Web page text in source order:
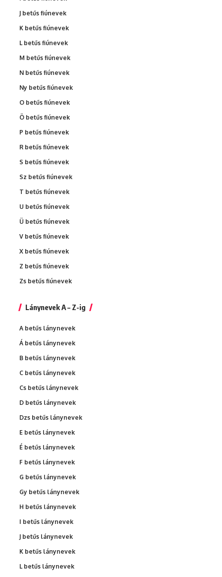
J betűs fiúnevek
K betűs fiúnevek
L betűs fiúnevek
M betűs fiúnevek
N betűs fiúnevek
Ny betűs fiúnevek
O betűs fiúnevek
Ö betűs fiúnevek
P betűs fiúnevek
R betűs fiúnevek
S betűs fiúnevek
Sz betűs fiúnevek
T betűs fiúnevek
U betűs fiúnevek
Ü betűs fiúnevek
V betűs fiúnevek
X betűs fiúnevek
Z betűs fiúnevek
Zs betűs fiúnevek
Lánynevek A – Z-ig
A betűs lánynevek
Á betűs lánynevek
B betűs lánynevek
C betűs lánynevek
Cs betűs lánynevek
D betűs lánynevek
Dzs betűs lánynevek
E betűs lánynevek
É betűs lánynevek
F betűs lánynevek
G betűs lánynevek
Gy betűs lánynevek
H betűs lánynevek
I betűs lánynevek
J betűs lánynevek
K betűs lánynevek
L betűs lánynevek